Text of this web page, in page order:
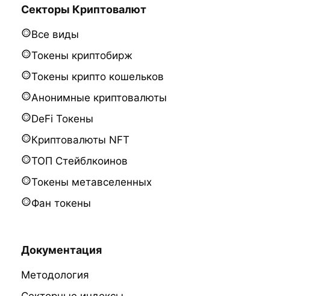
Секторы Криптовалют
Все виды
Токены криптобирж
Токены крипто кошельков
Анонимные криптовалюты
DeFi Токены
Криптовалюты NFT
ТОП Стейблкоинов
Токены метавселенных
Фан токены
Документация
Методология